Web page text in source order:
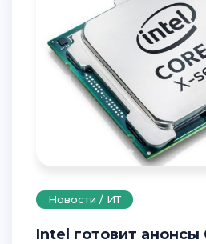
Новости / ИТ
Intel готовит анонсы Cascade Lake: